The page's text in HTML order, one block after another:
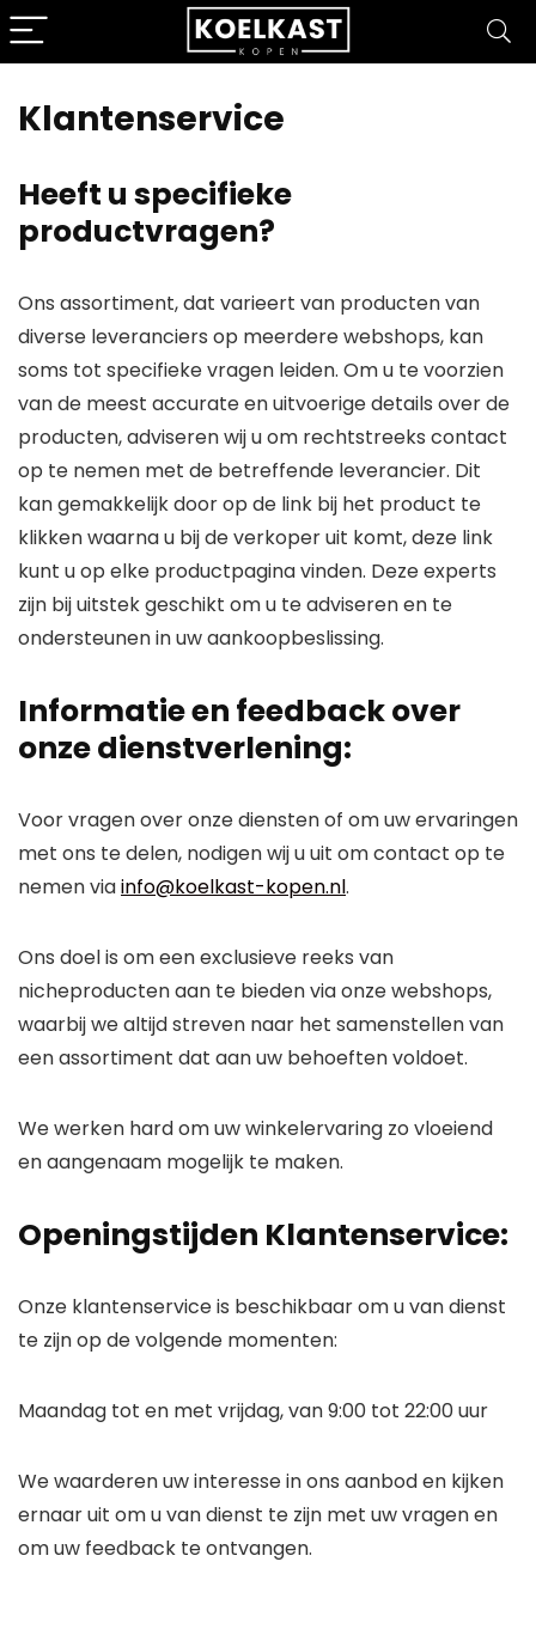
Klantenservice
Heeft u specifieke
productvragen?
Ons assortiment, dat varieert van producten van
diverse leveranciers op meerdere webshops, kan
soms tot specifieke vragen leiden. Om u te voorzien
van de meest accurate en uitvoerige details over de
producten, adviseren wij u om rechtstreeks contact
op te nemen met de betreffende leverancier. Dit
kan gemakkelijk door op de link bij het product te
klikken waarna u bij de verkoper uit komt, deze link
kunt u op elke productpagina vinden. Deze experts
zijn bij uitstek geschikt om u te adviseren en te
ondersteunen in uw aankoopbeslissing.
Informatie en feedback over
onze dienstverlening:
Voor vragen over onze diensten of om uw ervaringen
met ons te delen, nodigen wij u uit om contact op te
nemen viainfo@koelkast-kopen.nl.
Ons doel is om een exclusieve reeks van
nicheproducten aan te bieden via onze webshops,
waarbij we altijd streven naar het samenstellen van
een assortiment dat aan uw behoeften voldoet.
We werken hard om uw winkelervaring zo vloeiend
en aangenaam mogelijk te maken.
Openingstijden Klantenservice:
Onze klantenservice is beschikbaar om u van dienst
te zijn op de volgende momenten:
Maandag tot en met vrijdag, van 9:00 tot 22:00 uur
We waarderen uw interesse in ons aanbod en kijken
ernaar uit om u van dienst te zijn met uw vragen en
om uw feedback te ontvangen.